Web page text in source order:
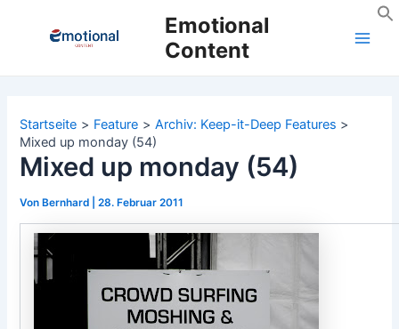
Emotional
Content
Startseite Feature
Archiv: Keep-it-Deep Features
Mixed up monday (54)
Mixed up monday (54)
Von Bernhard |28. Februar 2011